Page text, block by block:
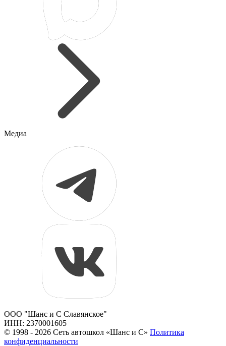
Медиа
ООО "Шанс и С Славянское"
ИНН: 2370001605
© 1998 - 2026 Сеть автошкол «Шанс и С» Политика
конфиденциальности